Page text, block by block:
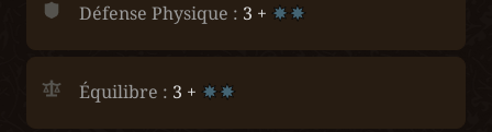
Défense Physique : 3 +
Équilibre : 3 +